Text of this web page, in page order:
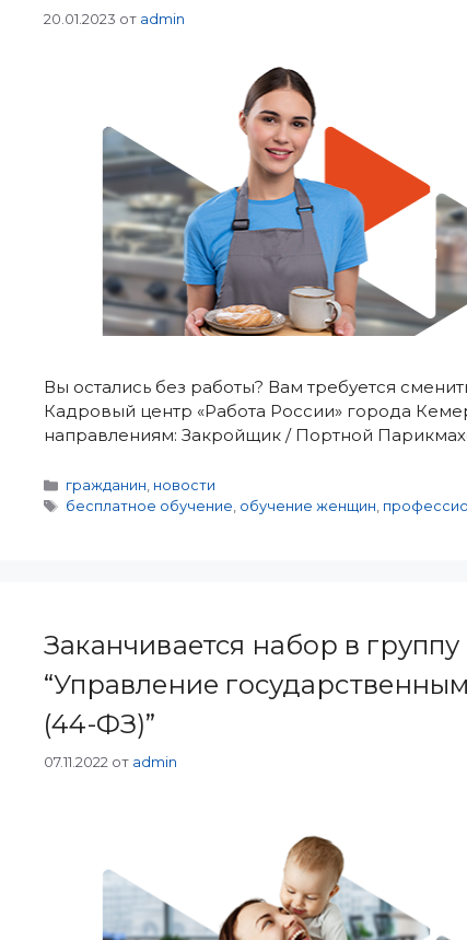
20.01.2023 от admin
Вы остались без работы? Вам требуется
Кадровый центр «Работа России» города
направлениям: Закройщик / Портной
Рубрики
гражданин, новости
Метки
бесплатное обучение, обучение женщин,
Заканчивается набор в
“Управление
(44-ФЗ)”
07.11.2022 от admin